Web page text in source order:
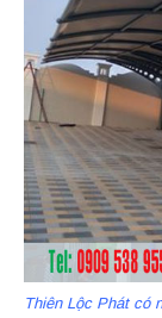
Thiên Lộc Phát có